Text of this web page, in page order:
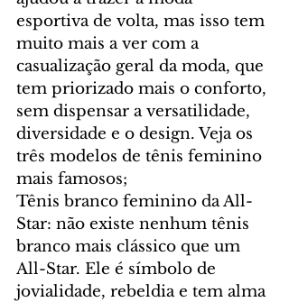
esportiva de volta, mas isso tem
muito mais a ver com a
casualização geral da moda, que
tem priorizado mais o conforto,
sem dispensar a versatilidade,
diversidade e o design. Veja os
três modelos de tênis feminino
mais famosos;
Tênis branco feminino da All-
Star: não existe nenhum tênis
branco mais clássico que um
All-Star. Ele é símbolo de
jovialidade, rebeldia e tem alma